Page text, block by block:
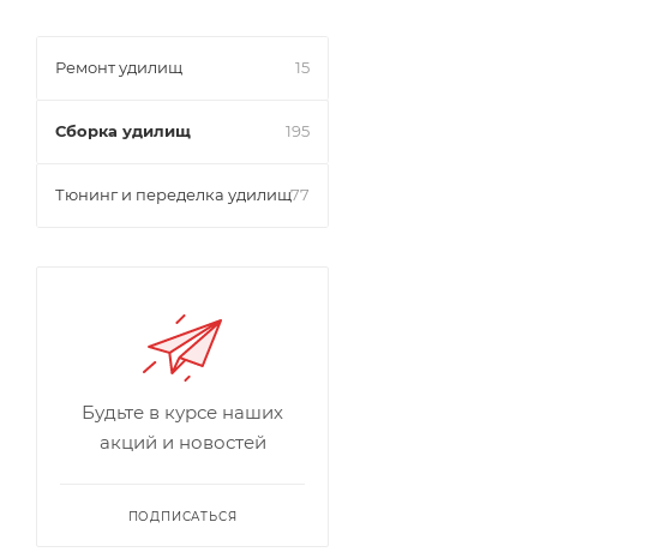
Ремонт удилищ 15
Сборка удилищ 195
Тюнинг и переделка удилищ77
Будьте в курсе наших
акций и новостей
ПОДПИСАТЬСЯ